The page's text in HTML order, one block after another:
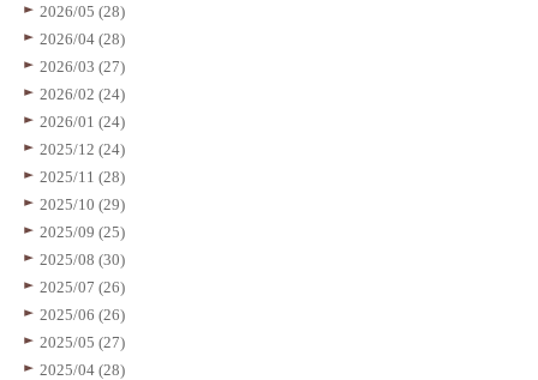
2026/05 (28)
2026/04 (28)
2026/03 (27)
2026/02 (24)
2026/01 (24)
2025/12 (24)
2025/11 (28)
2025/10 (29)
2025/09 (25)
2025/08 (30)
2025/07 (26)
2025/06 (26)
2025/05 (27)
2025/04 (28)